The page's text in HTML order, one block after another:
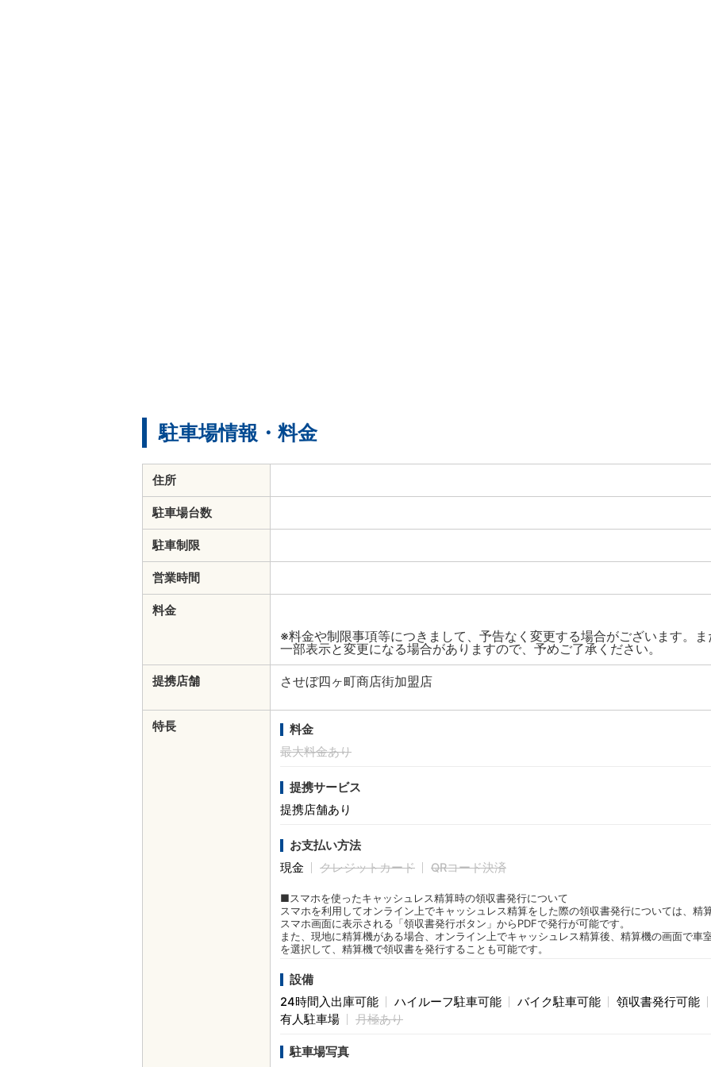
駐車場情報・料金
住所
駐車場台数
駐車制限
営業時間
料金
※料金や制限事項等につきまして、予告なく変更する場合がございます。ま
一部表示と変更になる場合がありますので、予めご了承ください。
提携店舗 させぼ四ヶ町商店街加盟店
特長
料金
最大料金あり
提携サービス
提携店舗あり
お支払い方法
現金
クレジットカード QRコード決済
■スマホを使ったキャッシュレス精算時の領収書発行について
スマホを利用してオンライン上でキャッシュレス精算をした際の領収書発行については、精
スマホ画面に表示される「領収書発行ボタン」からPDFで発行が可能です。
また、現地に精算機がある場合、オンライン上でキャッシュレス精算後、精算機の画面で車
を選択して、精算機で領収書を発行することも可能です。
設備
24時間入出庫可能
ハイルーフ駐車可能 バイク駐車可能
領収書発行可能
有人駐車場
月極あり
駐車場写真